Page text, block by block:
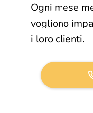
Ogni mese
vogliono
i loro clienti.